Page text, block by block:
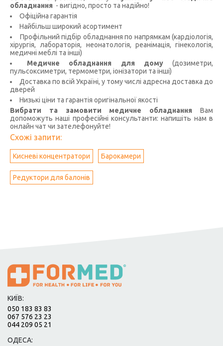
обладнання - вигідно, просто та надійно!
Офіційна гарантія
Найбільш широкий асортимент
Профільний підбір обладнання по напрямкам (кардіологія,
хірургія, лабораторія, неонатологія, реанімація, гінекологія,
медичні меблі та інші)
Медичне обладнання для дому(дозиметри,
пульсоксиметри, термометри, іонізатори та інші)
Доставка по всій Україні, у тому числі адресна доставка до
дверей
Низькі ціни та гарантія оригінальної якості
Вибрати та замовити медичне обладнання Вам
допоможуть наші професійні консультанти: напишіть нам в
онлайн чат чи зателефонуйте!
Схожі запити:
Кисневі концентратори Барокамери
Редуктори для балонів
КИЇВ:
050 183 83 83
067 576 23 23
044 209 05 21
ОДЕСА: